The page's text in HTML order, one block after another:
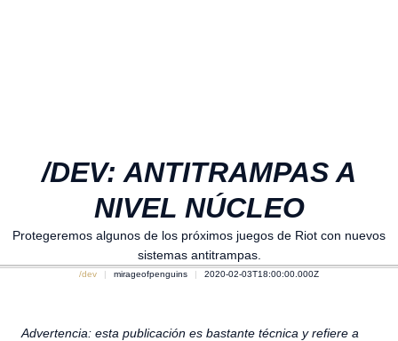
/DEV: ANTITRAMPAS A
NIVEL NÚCLEO
Protegeremos algunos de los próximos juegos de Riot con nuevos
sistemas antitrampas.
/dev mirageofpenguins 2020-02-03T18:00:00.000Z
Advertencia: esta publicación es bastante técnica y refiere a